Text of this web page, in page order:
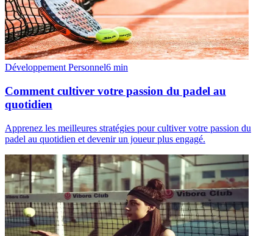
Développement Personnel6 min
Comment cultiver votre passion du padel au
quotidien
Apprenez les meilleures stratégies pour cultiver votre passion du
padel au quotidien et devenir un joueur plus engagé.